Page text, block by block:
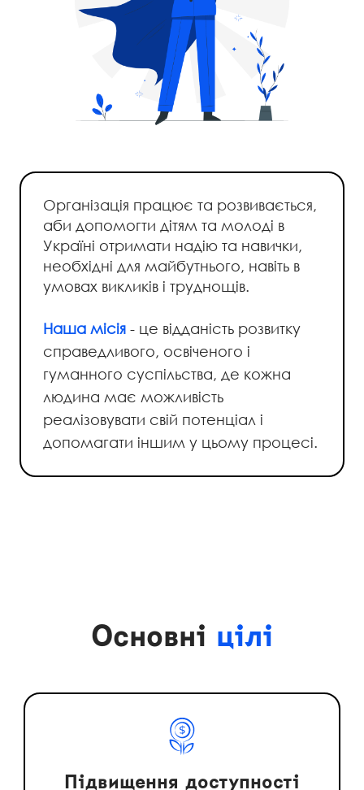
Організація працює та розвивається,
аби допомогти дітям та молоді в
Україні отримати надію та навички,
необхідні для майбутнього, навіть в
умовах викликів і труднощів.
Наша місія - це відданість розвитку
справедливого, освіченого і
гуманного суспільства, де кожна
людина має можливість
реалізовувати свій потенціал і
допомагати іншим у цьому процесі.
Основні цілі
Підвищення доступності